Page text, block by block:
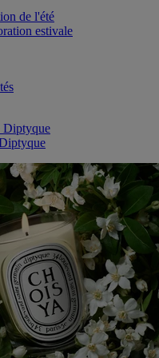
de l'été
estivale
Diptyque